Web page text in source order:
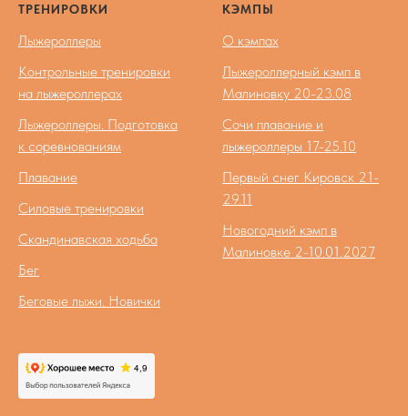
ТРЕНИРОВКИ
Лыжероллеры
Контрольные тренировки
на лыжероллерах
Лыжероллеры. Подготовка
к соревнованиям
Плавание
Силовые тренировки
Скандинавская ходьба
Бег
Беговые лыжи. Новички
КЭМПЫ
О кэмпах
Лыжероллерный кэмп в
Малиновку 20-23.08
Сочи плавание и
лыжероллеры 17-25.10
Первый снег Кировск 21-
29.11
Новогодний кэмп в
Малиновке 2-10.01.2027